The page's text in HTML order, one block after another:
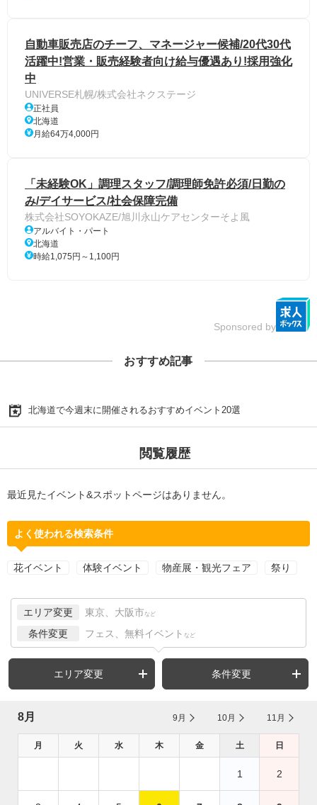
自動車販売店のチーフ、マネージャー候補/20代30代
活躍中!営業・販売経験者向け給与優遇あり!採用強化
中
UNIVERSE札幌/株式会社ネクステージ
正社員
北海道
月給64万4,000円
「未経験OK」調理スタッフ/調理師免許必須/日勤の
み/デイサービス/社会保障完備
株式会社SOYOKAZE/旭川永山ケアセンターそよ風
アルバイト・パート
北海道
時給1,075円～1,100円
Sponsored by
おすすめ記事
北海道で今週末に開催されるおすすめイベント20選
閲覧履歴
最近見たイベント&スポットページはありません。
よく使われる検索条件
花イベント 体験イベント 物産展・観光フェア 祭り
エリア変更 東京、大阪市 など
条件変更 フェス、無料イベント など
エリア変更 条件変更
8月 9月 10月 11月
月 火 水 木 金 土 日
1 2